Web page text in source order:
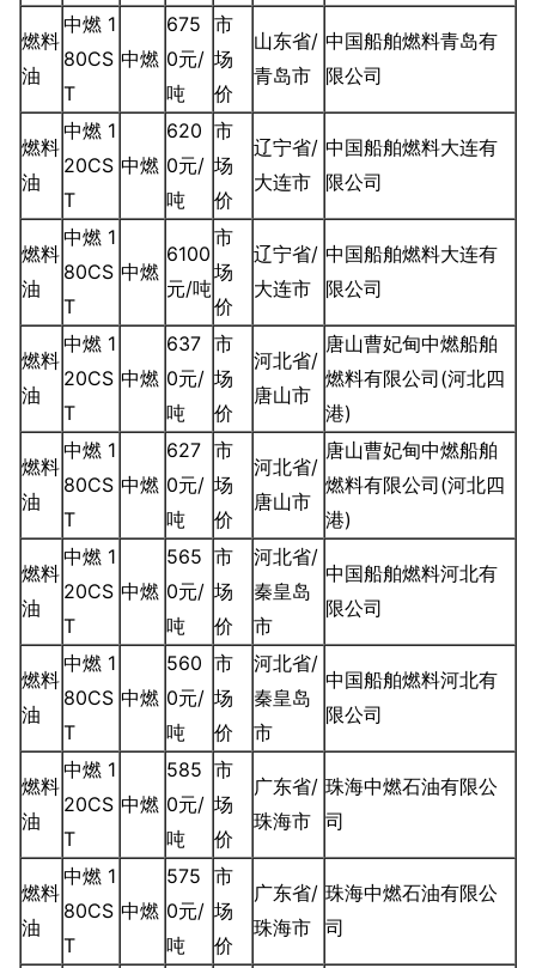
燃料
油
中燃 1
80CS
T
中燃
675
0元/
吨
市
场
价
山东省/
青岛市
中国船舶燃料青岛有
限公司
燃料
油
中燃 1
20CS
T
中燃
620
0元/
吨
市
场
价
辽宁省/
大连市
中国船舶燃料大连有
限公司
燃料
油
中燃 1
80CS
T
中燃
6100
元/吨
市
场
价
辽宁省/
大连市
中国船舶燃料大连有
限公司
燃料
油
中燃 1
20CS
T
中燃
637
0元/
吨
市
场
价
河北省/
唐山市
唐山曹妃甸中燃船舶
燃料有限公司(河北四
港)
燃料
油
中燃 1
80CS
T
中燃
627
0元/
吨
市
场
价
河北省/
唐山市
唐山曹妃甸中燃船舶
燃料有限公司(河北四
港)
燃料
油
中燃 1
20CS
T
中燃
565
0元/
吨
市
场
价
河北省/
秦皇岛
市
中国船舶燃料河北有
限公司
燃料
油
中燃 1
80CS
T
中燃
560
0元/
吨
市
场
价
河北省/
秦皇岛
市
中国船舶燃料河北有
限公司
燃料
油
中燃 1
20CS
T
中燃
585
0元/
吨
市
场
价
广东省/
珠海市
珠海中燃石油有限公
司
燃料
油
中燃 1
80CS
T
中燃
575
0元/
吨
市
场
价
广东省/
珠海市
珠海中燃石油有限公
司